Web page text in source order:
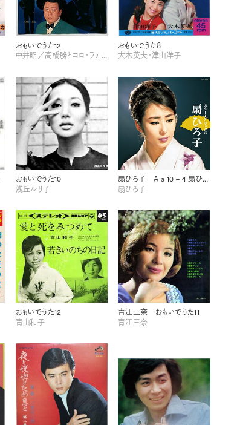
おもいでうた12
中井昭／高橋勝とコロ・ラティーノ
おもいでうた８
大木英夫・津山洋子
おもいでうた10
浅丘ルリ子
扇ひろ子 A a 10 – 4 扇ひろ子 任侠演歌
扇ひろ子
おもいでうた12
青山和子
青江三奈 おもいでうた11
青江三奈